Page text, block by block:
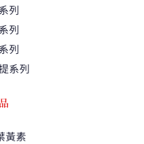
列
列
列
系列
黃素